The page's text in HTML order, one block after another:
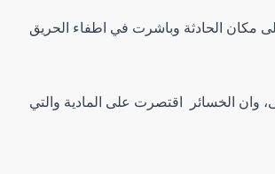
مكان الحادثة وباشرت في اطفاء الحريق
وان الخسائر اقتصرت على المادية والتي